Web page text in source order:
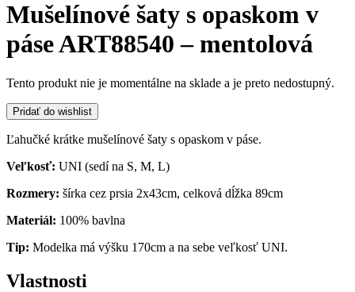
Mušelínové šaty s opaskom v
páse ART88540 – mentolová
Tento produkt nie je momentálne na sklade a je preto nedostupný.
Pridať do wishlist
Ľahučké krátke mušelínové šaty s opaskom v páse.
Veľkosť: UNI (sedí na S, M, L)
Rozmery: šírka cez prsia 2x43cm, celková dĺžka 89cm
Materiál: 100% bavlna
Tip: Modelka má výšku 170cm a na sebe veľkosť UNI.
Vlastnosti